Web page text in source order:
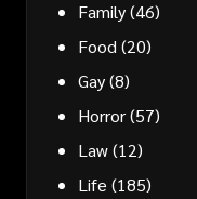
Family(46)
Food (20)
Gay(8)
Horror(57)
Law(12)
Life (185)